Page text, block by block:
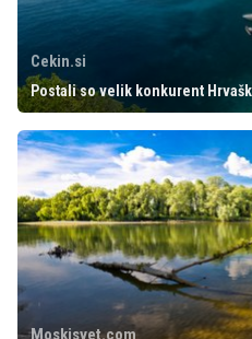
Cekin.si
Postali so velik konkurent
Moskisvet.com